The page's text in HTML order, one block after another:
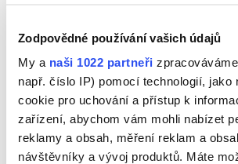
Zodpovědné používání vašich údajů
My a naši 1022 partneři
např. číslo IP) pomocí technologií, jako
cookie pro uchování a přístup k
zařízení, abychom vám mohli nabízet
reklamy a obsah, měření reklam a
návštěvníky a vývoj produktů. Máte
Aplikujte produkt přímo
na stěnu. Produkt funguje
i pod vodou!
Skleněnou
pravidelně